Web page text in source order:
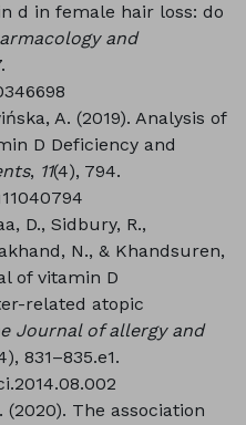
d in female hair loss: do
and
A. (2019). Analysis of
D Deficiency and
, 11(4), 794.
D., Sidbury, R.,
N., & Khandsuren,
of vitamin D
related atopic
Journal of allergy and
831–835.e1.
(2020). The association